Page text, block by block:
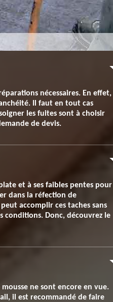
nécessaires. En effet,
Il faut en tout cas
les fuites sont à choisir
de devis.
et à ses faibles pentes pour
dans la réfection de
accomplir ces taches sans
conditions. Donc, découvrez le
ne sont encore en vue.
il est recommandé de faire